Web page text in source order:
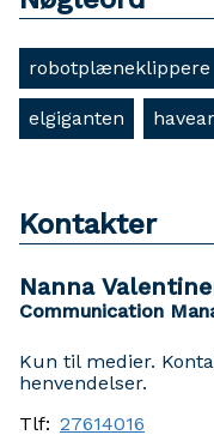
robotplæneklippere
elgiganten
Kontakter
Nanna
Communication
Kun til medier.
henvendelser.
Tlf: 27614016